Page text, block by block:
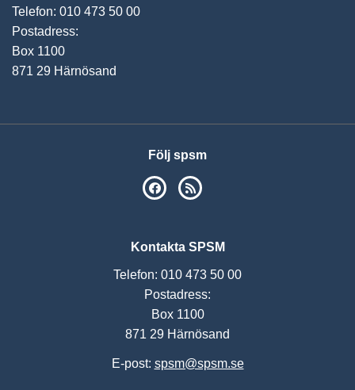
Telefon: 010 473 50 00
Postadress:
Box 1100
871 29 Härnösand
Följ spsm
SPSM på Facebook
Kontakta SPSM
Telefon: 010 473 50 00
Postadress:
Box 1100
871 29 Härnösand
E-post: spsm@spsm.se